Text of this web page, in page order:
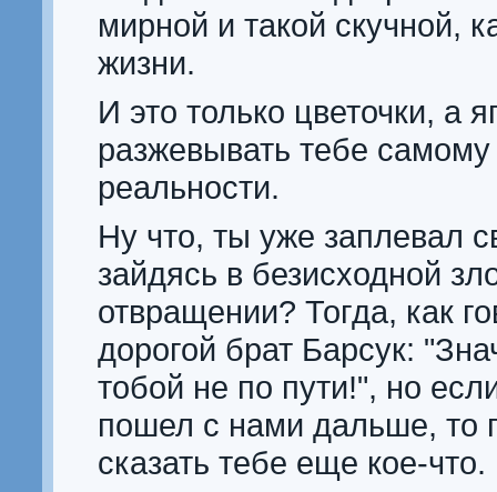
мирной и такой скучной,
жизни.
И это только цветочки, а
разжевывать тебе
реальности.
Ну что, ты уже заплевал
зайдясь в безисходной
отвращении? Тогда, как
дорогой брат Барсук:
тобой не по пути!", но
пошел с нами дальше, то
сказать тебе еще кое-что.